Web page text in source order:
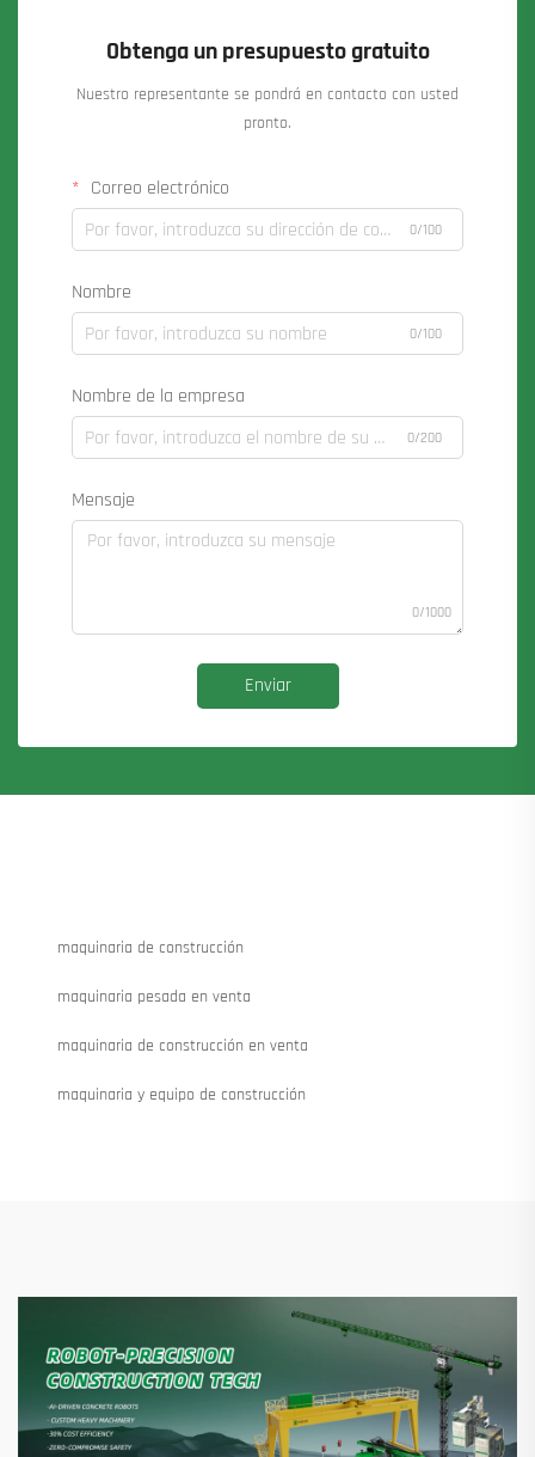
Obtenga un presupuesto gratuito
Nuestro representante se pondrá en contacto con usted
pronto.
Correo electrónico
0/100
Nombre
0/100
Nombre de la empresa
0/200
Mensaje
0/1000
Enviar
maquinaria de construcción
maquinaria pesada en venta
maquinaria de construcción en venta
maquinaria y equipo de construcción